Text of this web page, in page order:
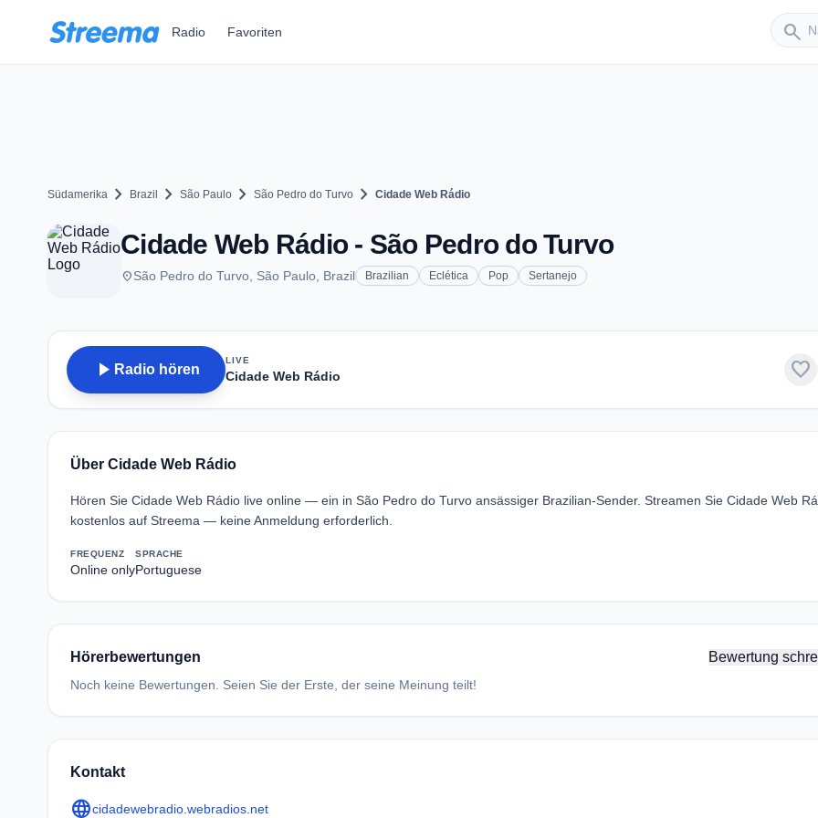
Radio Favoriten search
Sender
Südamerika chevron_right Brazil chevron_right São Paulo chevron_right São Pedro do Turvo chevron_right Cidade Web Rádio
Cidade Web Rádio - São Pedro do Turvo
placeSão Pedro do Turvo, São Paulo, Brazil Brazilian Eclética Pop Sertanejo
play_arrow Radio hören
LIVE
Cidade Web Rádio favorite
Über Cidade Web Rádio
Hören Sie Cidade Web Rádio live online — ein in São Pedro do Turvo ansässiger Brazilian-Sender. Streamen Sie Cidade Web
kostenlos auf Streema — keine Anmeldung erforderlich.
FREQUENZ
Online only
SPRACHE
Portuguese
Hörerbewertungen Bewertung
Noch keine Bewertungen. Seien Sie der Erste, der seine Meinung teilt!
Kontakt
languagecidadewebradio.webradios.net